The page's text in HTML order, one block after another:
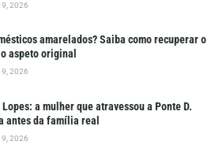
9, 2026
amarelados? Saiba como recuperar o
aspeto original
9, 2026
a mulher que atravessou a Ponte D.
antes da família real
9, 2026